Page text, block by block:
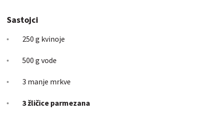
Sastojci
250 g kvinoje
500 g vode
3 manje mrkve
3 žličice parmezana